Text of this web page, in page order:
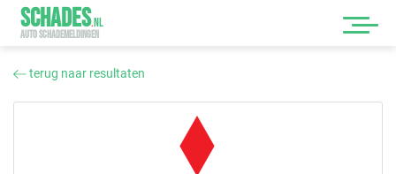
SCHADES.NL
AUTO SCHADEMELDINGEN
terug naar resultaten